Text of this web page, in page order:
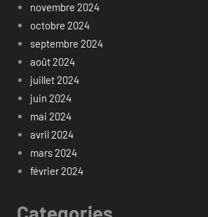
novembre 2024
octobre 2024
septembre 2024
août 2024
juillet 2024
juin 2024
mai 2024
avril 2024
mars 2024
février 2024